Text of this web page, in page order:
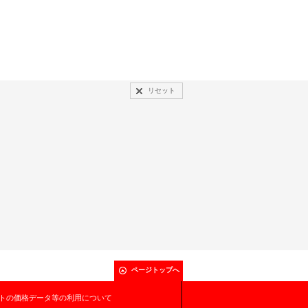
リセット
ページトップへ
の価格データ等の利用について